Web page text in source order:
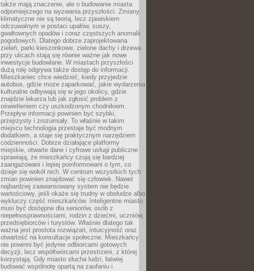
także mają znaczenie, ale o budowanie miasta
odporniejszego na wyzwania przyszłości. Zmiany
klimatyczne nie są teorią, lecz zjawiskiem
odczuwalnym w postaci upałów, suszy,
gwałtownych opadów i coraz częstszych anomalii
pogodowych. Dlatego dobrze zaprojektowana
zieleń, parki kieszonkowe, zielone dachy i drzewa
przy ulicach stają się równie ważne jak nowe
inwestycje budowlane. W miastach przyszłości
dużą rolę odgrywa także dostęp do informacji.
Mieszkaniec chce wiedzieć, kiedy przyjedzie
autobus, gdzie może zaparkować, jakie wydarzenia
kulturalne odbywają się w jego okolicy, gdzie
znajdzie lekarza lub jak zgłosić problem z
oświetleniem czy uszkodzonym chodnikiem.
Przepływ informacji powinien być szybki,
przejrzysty i zrozumiały. To właśnie w takim
miejscu technologia przestaje być modnym
dodatkiem, a staje się praktycznym narzędziem
codzienności. Dobrze działające platformy
miejskie, otwarte dane i cyfrowe usługi publiczne
sprawiają, że mieszkańcy czują się bardziej
zaangażowani i lepiej poinformowani o tym, co
dzieje się wokół nich. W centrum wszystkich tych
zmian powinien znajdować się człowiek. Nawet
najbardziej zaawansowany system nie będzie
wartościowy, jeśli okaże się trudny w obsłudze albo
wykluczy część mieszkańców. Inteligentne miasto
musi być dostępne dla seniorów, osób z
niepełnosprawnościami, rodzin z dziećmi, uczniów,
przedsiębiorców i turystów. Właśnie dlatego tak
ważna jest prostota rozwiązań, intuicyjność oraz
otwartość na konsultacje społeczne. Mieszkańcy
nie powinni być jedynie odbiorcami gotowych
decyzji, lecz współtwórcami przestrzeni, z której
korzystają. Gdy miasto słucha ludzi, łatwiej
budować wspólnotę opartą na zaufaniu i